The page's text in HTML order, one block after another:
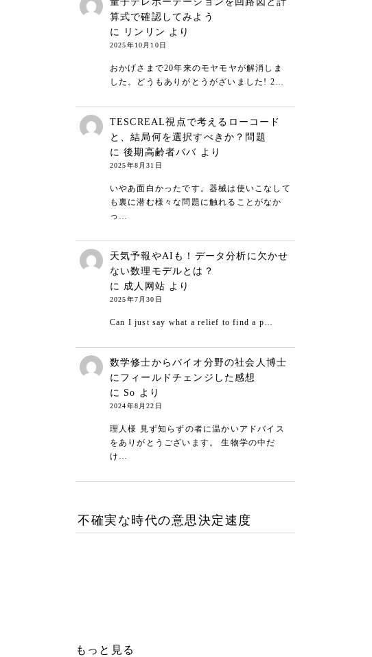
算式で確認してみよう
に
リンリン より
2025年10月10日
おかげさまで20年来のモヤモヤが解消しま
した。どうもありがとうがざいました! 2…
TESCREAL視点で考えるローコード
と、結局何を選択すべきか？問題
に後期高齢者ババ より
2025年8月31日
いやあ面白かったです。器械は使いこなして
も裏に潜む様々な問題に触れることがなか
っ…
天気予報やAIも！データ分析に欠かせ
ない数理モデルとは？
に 成人网站 より
2025年7月30日
Can I just say what a relief to find a p…
数学修士からバイオ分野の社会人博士
にフィールドチェンジした感想
に So より
2024年8月22日
理人様 見ず知らずの者に温かいアドバイス
をありがとうございます。 生物学の中だ
け…
不確実な時代の意思決定速度
もっと見る